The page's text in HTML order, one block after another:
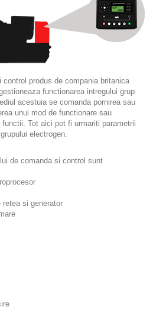
control produs de compania britanica
functionarea intregului grup
acestuia se comanda pornirea sau
unui mod de functionare sau
functii. Tot aici pot fi urmariti parametrii
electrogen.
de comanda si control sunt
retea si generator